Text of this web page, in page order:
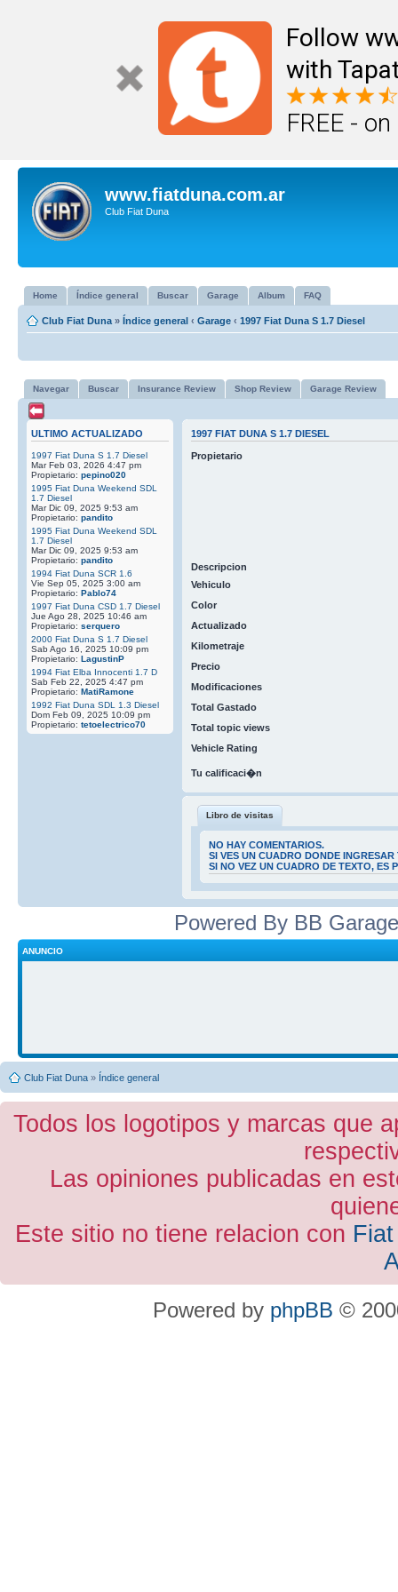
Follow
with
FREE -
www.fiatduna.com.ar
Club Fiat Duna
Home Índice general Buscar Garage Album FAQ
Club Fiat Duna » Índice general ‹ Garage ‹ 1997 Fiat Duna S 1.7 Diesel
Navegar Buscar Insurance Review Shop Review Garage Review
ULTIMO ACTUALIZADO
1997 Fiat Duna S 1.7 Diesel
Mar Feb 03, 2026 4:47 pm
Propietario: pepino020
1995 Fiat Duna Weekend SDL
1.7 Diesel
Mar Dic 09, 2025 9:53 am
Propietario: pandito
1995 Fiat Duna Weekend SDL
1.7 Diesel
Mar Dic 09, 2025 9:53 am
Propietario: pandito
1994 Fiat Duna SCR 1.6
Vie Sep 05, 2025 3:00 am
Propietario: Pablo74
1997 Fiat Duna CSD 1.7 Diesel
Jue Ago 28, 2025 10:46 am
Propietario: serquero
2000 Fiat Duna S 1.7 Diesel
Sab Ago 16, 2025 10:09 pm
Propietario: LagustinP
1994 Fiat Elba Innocenti 1.7 D
Sab Feb 22, 2025 4:47 pm
Propietario: MatiRamone
1992 Fiat Duna SDL 1.3 Diesel
Dom Feb 09, 2025 10:09 pm
Propietario: tetoelectrico70
1997 FIAT DUNA S 1.7 DIESEL
Propietario
Descripcion
Vehiculo
Color
Actualizado
Kilometraje
Precio
Modificaciones
Total Gastado
Total topic views
Vehicle Rating
Tu calificaci�n
Libro de visitas
NO HAY COMENTARIOS.
SI VES UN CUADRO DONDE
SI NO VEZ UN CUADRO DE TEXTO, ES
Powered By BB
ANUNCIO
Club Fiat Duna » Índice general
Todos los logotipos y marcas que
Las opiniones publicadas en
Este sitio no tiene relacion con
Powered by phpBB ©